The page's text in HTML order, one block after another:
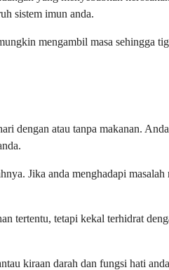
sistem imun anda.
mengambil masa
dengan atau tanpa makanan.
Jika anda menghadapi
tertentu, tetapi kekal terhidrat
kiraan darah dan fungsi hati